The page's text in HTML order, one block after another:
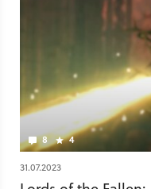
das denselben Namen
trägt, aber am 13.
Rollenspiel wählt ihr aus
und tretet gegen allerlei
in einer mittelalterlich
der parallel existierenden
in der Lage, zwischen
8 4
31.07.2023